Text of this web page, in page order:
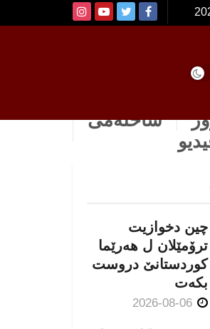
ساخله‌می
چین دخوازیت
ترۆمێلان ل هەرێما
كوردستانێ دروست
بكەت